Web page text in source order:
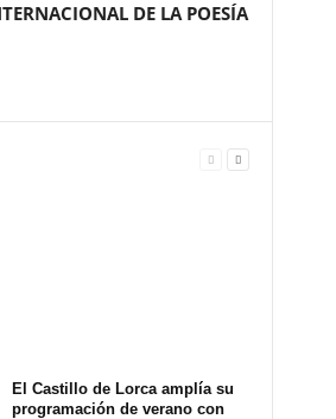
DE LA POESÍA
El Castillo de Lorca amplía su
programación de verano con